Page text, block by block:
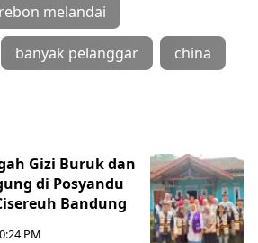
melandai
banyak pelanggar china
Gizi Buruk dan
di Posyandu
Bandung
PM